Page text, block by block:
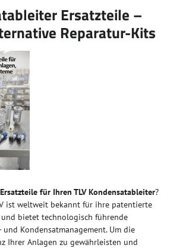
Ersatzteile –
Reparatur-Kits
Ersatzteile für Ihren TLV Kondensatableiter?
ist weltweit bekannt für ihre patentierte
und bietet technologisch führende
und Kondensatmanagement. Um die
Ihrer Anlagen zu gewährleisten und